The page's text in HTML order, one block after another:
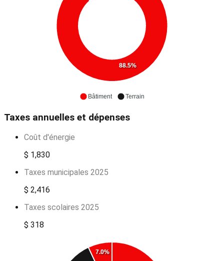
88.5%
Bâtiment Terrain
Taxes annuelles et dépenses
Coût d'énergie
$ 1,830
Taxes municipales 2025
$ 2,416
Taxes scolaires 2025
$ 318
7.0%